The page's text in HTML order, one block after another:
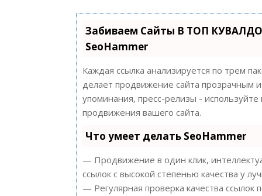
Забиваем Сайты В ТОП
SeoHammer
Каждая ссылка анализируется по трем
делает продвижение сайта прозрачным
упоминания, пресс-релизы -
продвижения вашего сайта.
Что умеет делать SeoHammer
— Продвижение в один клик,
ссылок с высокой степенью качества у
— Регулярная проверка качества